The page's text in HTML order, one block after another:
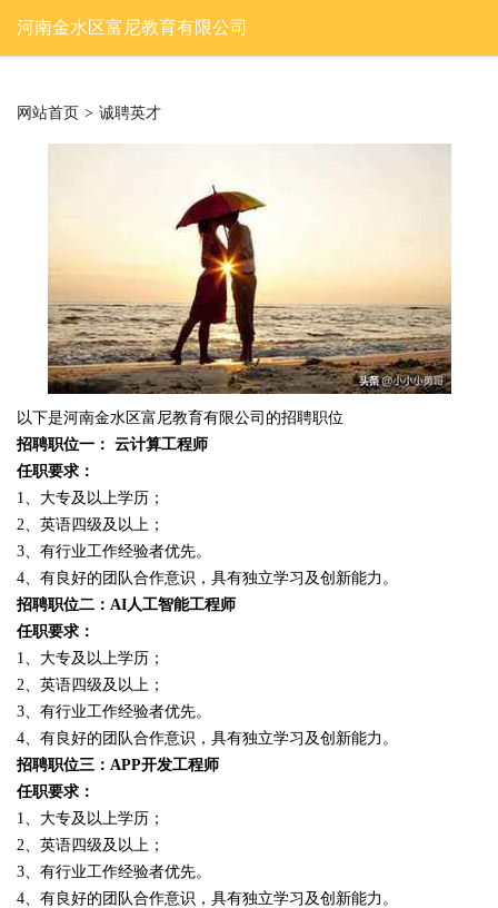
河南金水区富尼教育有限公司
网站首页 > 诚聘英才
以下是河南金水区富尼教育有限公司的招聘职位
招聘职位一： 云计算工程师
任职要求：
1、大专及以上学历；
2、英语四级及以上；
3、有行业工作经验者优先。
4、有良好的团队合作意识，具有独立学习及创新能力。
招聘职位二：AI人工智能工程师
任职要求：
1、大专及以上学历；
2、英语四级及以上；
3、有行业工作经验者优先。
4、有良好的团队合作意识，具有独立学习及创新能力。
招聘职位三：APP开发工程师
任职要求：
1、大专及以上学历；
2、英语四级及以上；
3、有行业工作经验者优先。
4、有良好的团队合作意识，具有独立学习及创新能力。